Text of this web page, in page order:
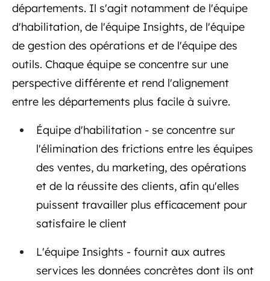
départements. Il s'agit notamment de l'équipe
d'habilitation, de l'équipe Insights, de l'équipe
de gestion des opérations et de l'équipe des
outils. Chaque équipe se concentre sur une
perspective différente et rend l'alignement
entre les départements plus facile à suivre.
Équipe d'habilitation - se concentre sur
l'élimination des frictions entre les équipes
des ventes, du marketing, des opérations
et de la réussite des clients, afin qu'elles
puissent travailler plus efficacement pour
satisfaire le client
L'équipe Insights - fournit aux autres
services les données concrètes dont ils ont